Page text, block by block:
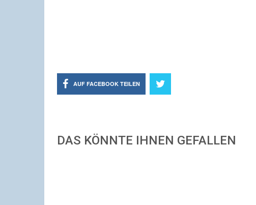
AUF FACEBOOK TEILEN
DAS KÖNNTE IHNEN GEFALLEN